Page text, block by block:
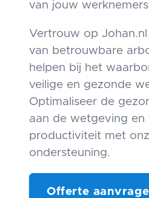
van jouw
Vertrouw op
van betrouwbare
helpen bij het
veilige en gezonde
Optimaliseer de
aan de wetgeving en
productiviteit met
ondersteuning.
Offerte